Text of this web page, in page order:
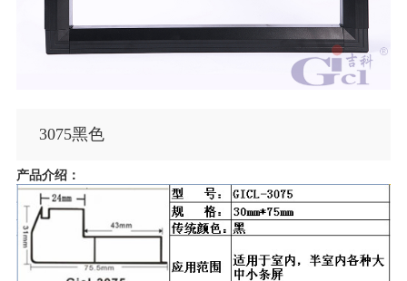
3075黑色
产品介绍：